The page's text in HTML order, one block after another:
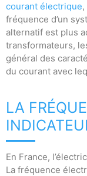
courant électrique
fréquence d’un
alternatif est plus
transformateurs,
général des
du courant avec
LA
En France,
La fréquence